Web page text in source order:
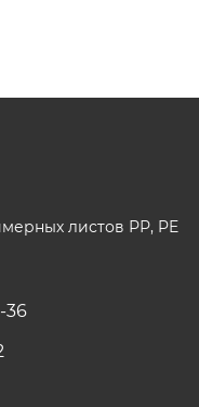
листов РР, PE
36